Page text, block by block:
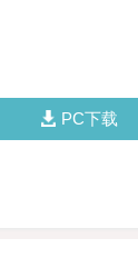
PC下载